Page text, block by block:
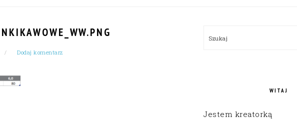
Dodaj komentarz
SIDEBAR
Szukaj
WITAJ
Jestem kreatorką